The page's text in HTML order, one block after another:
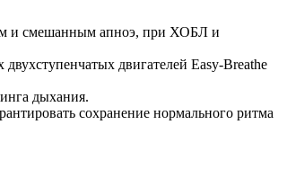
и смешанным апноэ, при ХОБЛ и
двигателей Easy-Breathe
дыхания.
сохранение нормального ритма